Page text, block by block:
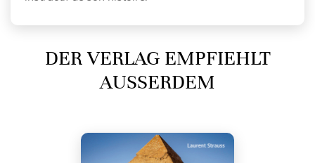
DER VERLAG EMPFIEHLT
AUSSERDEM